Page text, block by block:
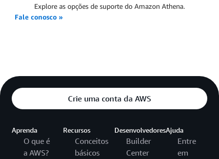
Explore as opções de suporte do Amazon Athena.
Fale conosco »
Crie uma conta da AWS
Aprenda
O que é
a AWS?
Recursos
Conceitos
básicos
Desenvolvedores
Builder
Center
Ajuda
Entre
em